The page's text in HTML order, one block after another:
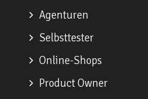
Agenturen
Selbsttester
Online-Shops
Product Owner